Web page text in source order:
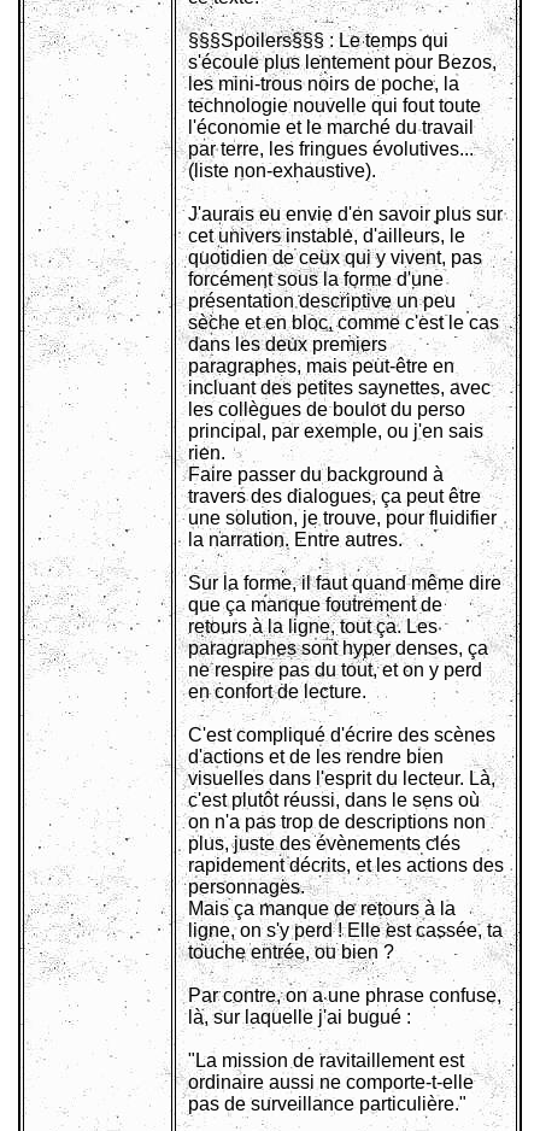
§§§Spoilers§§§ : Le temps qui
s'écoule plus lentement pour Bezos,
les mini-trous noirs de poche, la
technologie nouvelle qui fout toute
l'économie et le marché du travail
par terre, les fringues évolutives...
(liste non-exhaustive).
J'aurais eu envie d'en savoir plus sur
cet univers instable, d'ailleurs, le
quotidien de ceux qui y vivent, pas
forcément sous la forme d'une
présentation descriptive un peu
sèche et en bloc, comme c'est le cas
dans les deux premiers
paragraphes, mais peut-être en
incluant des petites saynettes, avec
les collègues de boulot du perso
principal, par exemple, ou j'en sais
rien.
Faire passer du background à
travers des dialogues, ça peut être
une solution, je trouve, pour fluidifier
la narration. Entre autres.
Sur la forme, il faut quand même dire
que ça manque foutrement de
retours à la ligne, tout ça. Les
paragraphes sont hyper denses, ça
ne respire pas du tout, et on y perd
en confort de lecture.
C'est compliqué d'écrire des scènes
d'actions et de les rendre bien
visuelles dans l'esprit du lecteur. Là,
c'est plutôt réussi, dans le sens où
on n'a pas trop de descriptions non
plus, juste des évènements clés
rapidement décrits, et les actions des
personnages.
Mais ça manque de retours à la
ligne, on s'y perd ! Elle est cassée, ta
touche entrée, ou bien ?
Par contre, on a une phrase confuse,
là, sur laquelle j'ai bugué :
"La mission de ravitaillement est
ordinaire aussi ne comporte-t-elle
pas de surveillance particulière."